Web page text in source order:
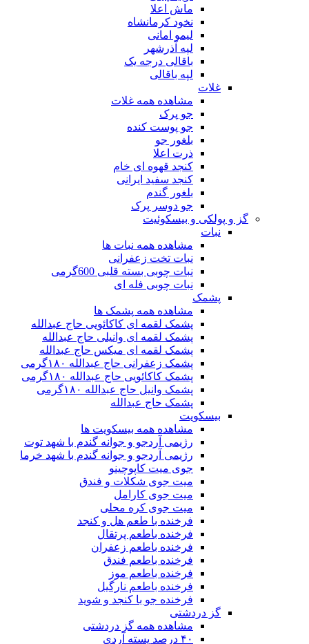
ماش اعلا
نخود کرمانشاه
لیمو امانی
لپه آذرشهر
باقالی درجه یک
لپه باقالی
غلات
مشاهده همه غلات
جو پرک
جو پوست کنده
بلغور جو
ذرت اعلا
کنجد قهوه ای خام
کنجد سفید ایرانی
بلغور گندم
جو دوسر پرک
گز و پولکی و بیسکوئیت
نبات
مشاهده همه نبات ها
نبات تخت زعفرانی
نبات چوبی بسته قلبی 600گرمی
نبات چوبی فله ای
پشمک
مشاهده همه پشمک ها
پشمک لقمه ای کاکائویی حاج عبدالله
پشمک لقمه ای وانیلی حاج عبدالله
پشمک لقمه ای میکس حاج عبدالله
پشمک زعفرانی حاج عبدالله ۱۸۰گرمی
پشمک کاکائویی حاج عبدالله ۱۸۰گرمی
پشمک وانیل حاج عبدالله ۱۸۰گرمی
پشمک حاج عبدالله
بیسکویت
مشاهده همه بیسکویت ها
رژیمی آردجو و جوانه گندم با شهد توت
رژیمی آردجو و جوانه گندم با شهد خرما
جوی میت کاپوچینو
میت جوی شکلات و فندق
میت جوی کارامل
میت جوی کره محلی
فرخنده با طعم هل و کنجد
فرخنده باطعم پرتقال
فرخنده باطعم زعفران
فرخنده باطعم فندق
فرخنده باطعم موز
فرخنده باطعم نارگیل
فرخنده جو با کنجد و شوید
گز دردشتی
مشاهده همه گز دردشتی
۴۰ درصد پسته آردی